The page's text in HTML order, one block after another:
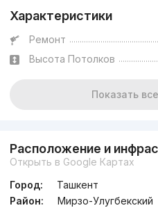
Характеристики
Ремонт
Высота Потолков
Показать
Расположение и
Открыть в Google Картах
Город:
Ташкент
Район:
Мирзо-Улугбекский